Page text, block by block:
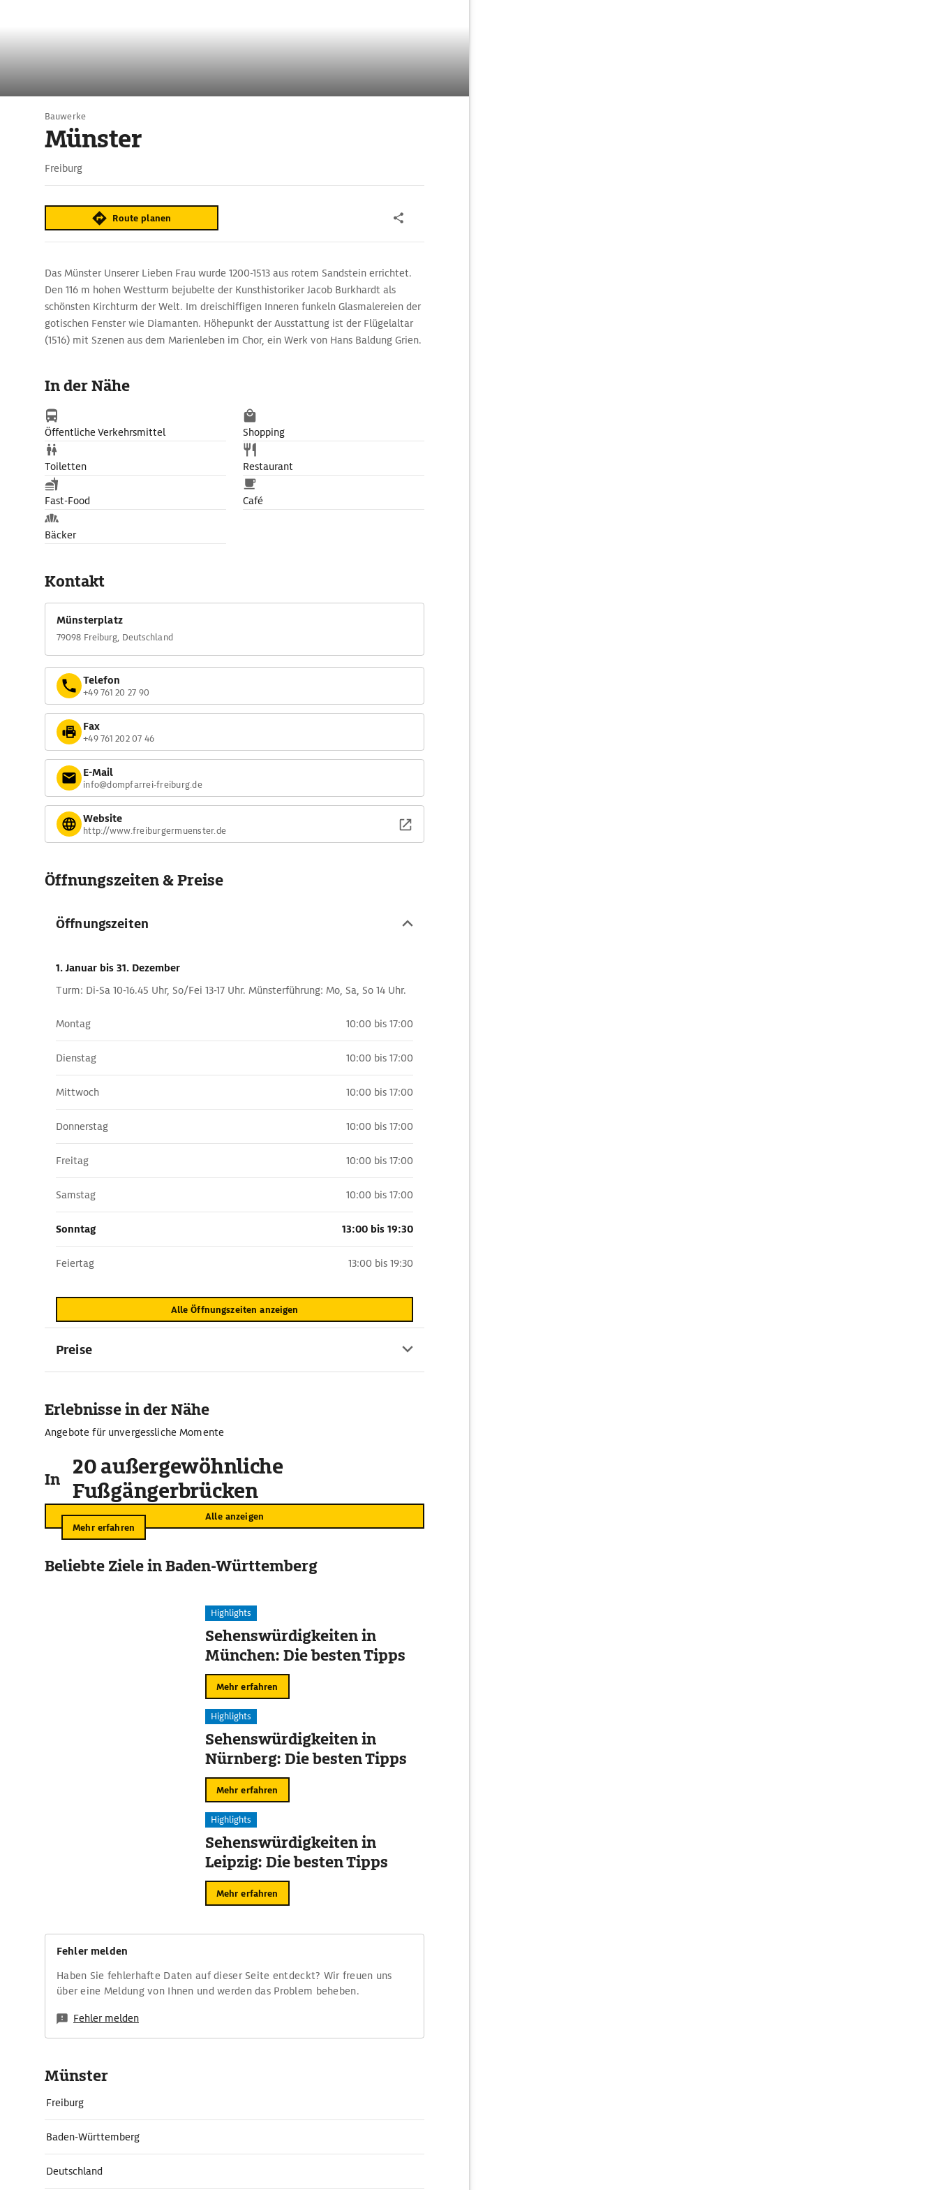
Bauwerke
Münster
Freiburg
Route planen
Das Münster Unserer Lieben Frau wurde 1200-1513 aus rotem Sandstein errichtet.
Den 116 m hohen Westturm bejubelte der Kunsthistoriker Jacob Burkhardt als
schönsten Kirchturm der Welt. Im dreischiffigen Inneren funkeln Glasmalereien der
gotischen Fenster wie Diamanten. Höhepunkt der Ausstattung ist der Flügelaltar
(1516) mit Szenen aus dem Marienleben im Chor, ein Werk von Hans Baldung Grien.
In der Nähe
Öffentliche Verkehrsmittel Shopping
Toiletten Restaurant
Fast-Food Café
Bäcker
Kontakt
Münsterplatz
79098 Freiburg, Deutschland
Telefon
+49 761 20 27 90
Fax
+49 761 202 07 46
E-Mail
info@dompfarrei-freiburg.de
Website
http://www.freiburgermuenster.de
Öffnungszeiten & Preise
Öffnungszeiten
1. Januar bis 31. Dezember
Turm: Di-Sa 10-16.45 Uhr, So/Fei 13-17 Uhr. Münsterführung: Mo, Sa, So 14 Uhr.
Montag 10:00 bis 17:00
Dienstag 10:00 bis 17:00
Mittwoch 10:00 bis 17:00
Donnerstag 10:00 bis 17:00
Freitag 10:00 bis 17:00
Samstag 10:00 bis 17:00
Sonntag 13:00 bis 19:30
Feiertag 13:00 bis 19:30
Alle Öffnungszeiten anzeigen
Preise
Erlebnisse in der Nähe
Angebote für unvergessliche Momente
In der Umgebung
Alle anzeigen
20 außergewöhnliche
Fußgängerbrücken
Mehr erfahren
Beliebte Ziele in Baden-Württemberg
Highlights
Sehenswürdigkeiten in
München: Die besten Tipps
Mehr erfahren
Highlights
Sehenswürdigkeiten in
Nürnberg: Die besten Tipps
Mehr erfahren
Highlights
Sehenswürdigkeiten in
Leipzig: Die besten Tipps
Mehr erfahren
Fehler melden
Haben Sie fehlerhafte Daten auf dieser Seite entdeckt? Wir freuen uns
über eine Meldung von Ihnen und werden das Problem beheben.
Fehler melden
Münster
Freiburg
Baden-Württemberg
Deutschland